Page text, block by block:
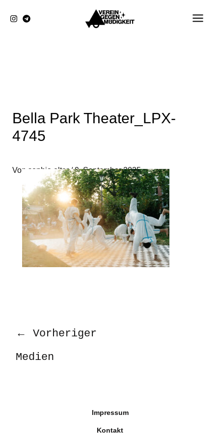
Inhalt
springen
Bella Park Theater_LPX-
4745
Von sophia elter/9. September 2025
←
Vorheriger
Medien
Impressum
Kontakt